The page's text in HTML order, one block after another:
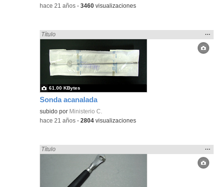
-hace 21 años -3460 visualizaciones
Sonda acanalada
Encontrado «acanalado» en:
Título
la
…
subido por Ministerio C.
61.00 KBytes
-hace 21 años -2804 visualizaciones
Encontrado «acanalado» en:
Título
la
…